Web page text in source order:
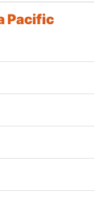
Pacific